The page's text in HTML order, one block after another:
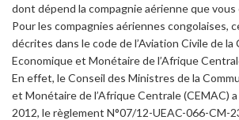
dont dépend la compagnie aérienne que
Pour les compagnies aériennes congolaises,
décrites dans le code de l’Aviation Civile de la
Economique et Monétaire de l’Afrique
En effet, le Conseil des Ministres de la
et Monétaire de l’Afrique Centrale (CEMAC)
2012, le règlement N°07/12-UEAC-066-CM-